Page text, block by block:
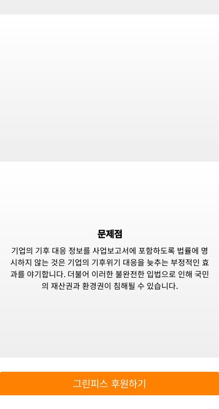
문제점
기업의 기후 대응 정보를 사업보고서에 포함하도록 법률에 명
시하지 않는 것은 기업의 기후위기 대응을 늦추는 부정적인 효
과를 야기합니다. 더불어 이러한 불완전한 입법으로 인해 국민
의 재산권과 환경권이 침해될 수 있습니다.
그린피스 후원하기